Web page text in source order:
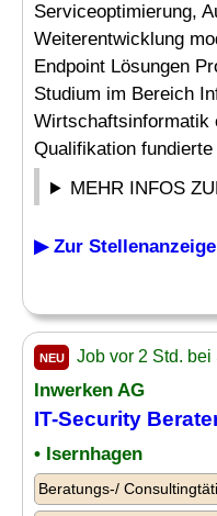
Serviceoptimierung,
Weiterentwicklung
Endpoint Lösungen
Studium im Bereich
Wirtschaftsinformatik
Qualifikation
MEHR INFOS
▶ Zur Stellenanzeige
NEU Job vor 2 Std.
Inwerken AG
IT-Security
• Isernhagen
Beratungs-/